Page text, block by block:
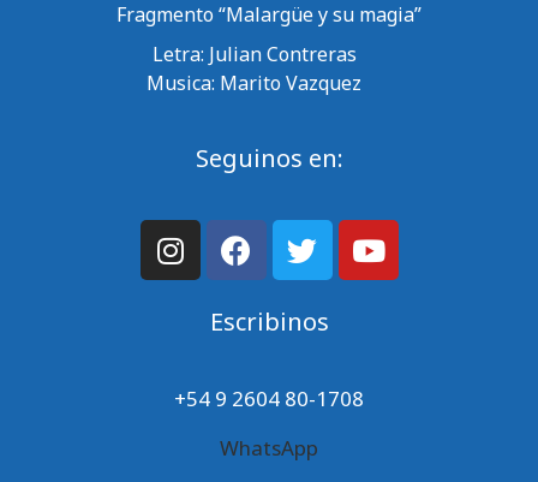
Fragmento “Malargüe y su magia”
Letra: Julian Contreras
Musica: Marito Vazquez
Seguinos en:
Escribinos
+54 9 2604 80-1708
WhatsApp